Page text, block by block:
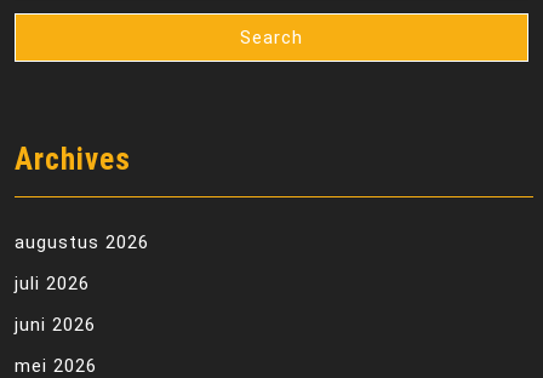
Archives
augustus 2026
juli 2026
juni 2026
mei 2026